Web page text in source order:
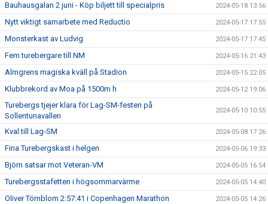
Bauhausgalan 2 juni - Köp biljett till specialpris 2024-05-18 13:56
Nytt viktigt samarbete med Reductio 2024-05-17 17:55
Monsterkast av Ludvig 2024-05-17 17:45
Fem turebergare till NM 2024-05-16 21:43
Almgrens magiska kväll på Stadion 2024-05-15 22:05
Klubbrekord av Moa på 1500m h 2024-05-12 19:06
Turebergs tjejer klara för Lag-SM-festen på
Sollentunavallen
2024-05-10 10:55
Kval till Lag-SM 2024-05-08 17:26
Fina Turebergskast i helgen 2024-05-06 19:33
Björn satsar mot Veteran-VM 2024-05-05 16:54
Turebergsstafetten i högsommarvärme 2024-05-05 14:40
Oliver Törnblom 2:57:41 i Copenhagen Marathon 2024-05-05 14:26